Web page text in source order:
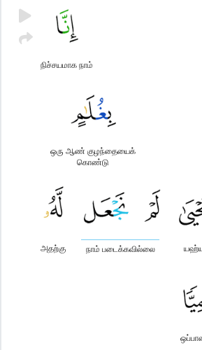
நிச்சயமாக நாம்
ஒரு ஆண் குழந்தையைக்
கொண்டு
நாம் படைக்கவில்லை
அதற்கு